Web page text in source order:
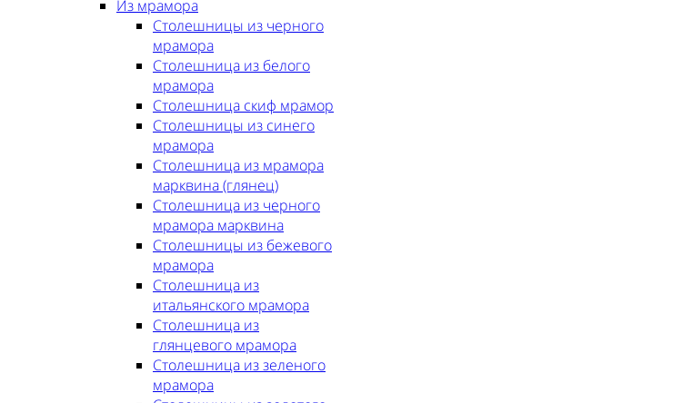
Из мрамора
Столешницы из черного
мрамора
Столешница из белого
мрамора
Столешница скиф мрамор
Столешницы из синего
мрамора
Столешница из мрамора
марквина (глянец)
Столешница из черного
мрамора марквина
Столешницы из бежевого
мрамора
Столешница из
итальянского мрамора
Столешница из
глянцевого мрамора
Столешница из зеленого
мрамора